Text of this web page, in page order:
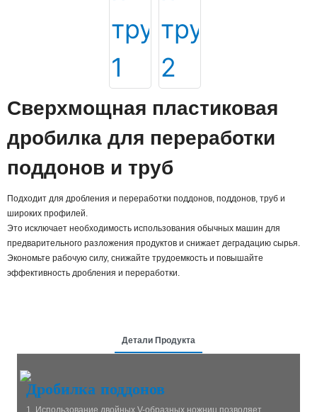
Сверхмощная пластиковая
дробилка для переработки
поддонов и труб
Подходит для дробления и переработки поддонов, поддонов, труб и
широких профилей.
Это исключает необходимость использования обычных машин для
предварительного разложения продуктов и снижает деградацию сырья.
Экономьте рабочую силу, снижайте трудоемкость и повышайте
эффективность дробления и переработки.
Детали Продукта
Дробилка поддонов